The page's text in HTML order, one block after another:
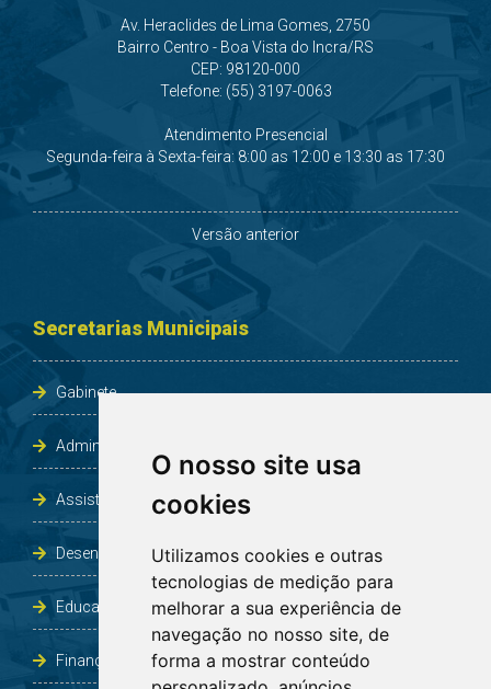
O nosso site usa
cookies
Utilizamos cookies e outras
tecnologias de medição para
melhorar a sua experiência de
navegação no nosso site, de
forma a mostrar conteúdo
Av. Heraclides de Lima Gomes, 2750
Bairro Centro - Boa Vista do Incra/RS
CEP: 98120-000
Telefone: (55) 3197-0063
Atendimento Presencial
Segunda-feira à Sexta-feira: 8:00 as 12:00 e 13:30 as 17:30
Versão anterior
Secretarias Municipais
Gabinete
Administração e Planejamento
Assistência Social e Habitação
Desenvolvimento e Obras
Educação, Cultura, Desporto, Lazer e Turismo
Finanças